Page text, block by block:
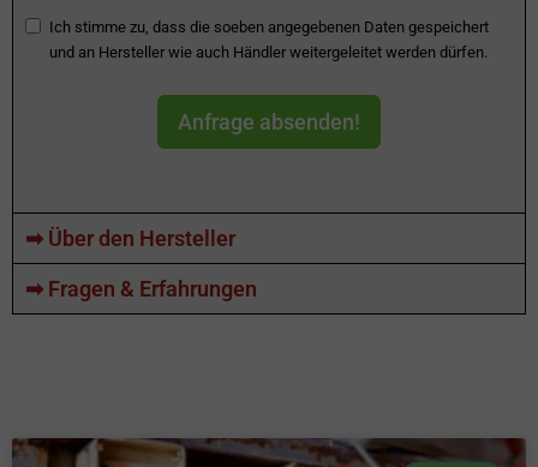
Ich stimme zu, dass die soeben angegebenen Daten gespeichert
und an Hersteller wie auch Händler weitergeleitet werden dürfen.
Anfrage absenden!
➡ Über den Hersteller
➡ Fragen & Erfahrungen